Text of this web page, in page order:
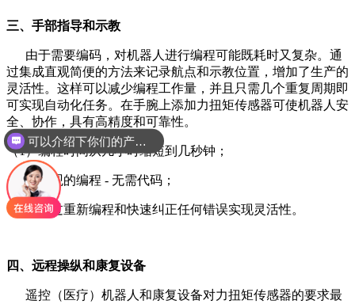
三、手部指导和示教
由于需要编码，对机器人进行编程可能既耗时又复杂。通
过集成直观简便的方法来记录航点和示教位置，增加了生产的
灵活性。这样可以减少编程工作量，并且只需几个重复周期即
可实现自动化任务。在手腕上添加力扭矩传感器可使机器人安
全、协作，具有高精度和可靠性。
（1）编程时间从几小时缩短到几秒钟；
（2）直观的编程 - 无需代码；
（3）通过重新编程和快速纠正任何错误实现灵活性。
四、远程操纵和康复设备
遥控（医疗）机器人和康复设备对力扭矩传感器的要求最